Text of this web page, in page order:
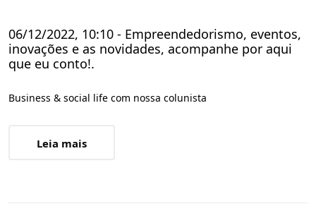
06/12/2022, 10:10 - Empreendedorismo, eventos,
inovações e as novidades, acompanhe por aqui
que eu conto!.
Business & social life com nossa colunista
Leia mais